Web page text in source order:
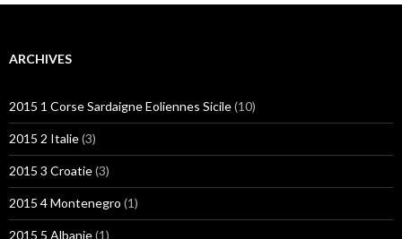
ARCHIVES
2015 1 Corse Sardaigne Eoliennes Sicile(10)
2015 2 Italie(3)
2015 3 Croatie(3)
2015 4 Montenegro (1)
2015 5 Albanie(1)